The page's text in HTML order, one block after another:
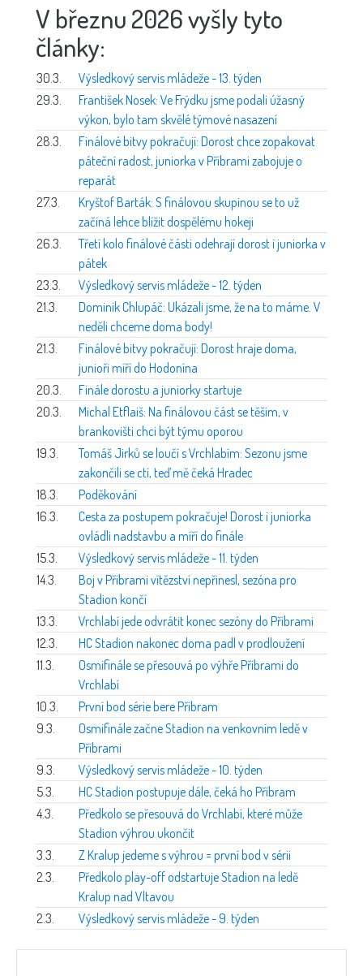
V březnu 2026 vyšly tyto
články:
30.3.
Výsledkový servis mládeže - 13. týden
29.3.
František Nosek: Ve Frýdku jsme podali úžasný
výkon, bylo tam skvělé týmové nasazení
28.3.
Finálové bitvy pokračují: Dorost chce zopakovat
páteční radost, juniorka v Příbrami zabojuje o
reparát
27.3.
Kryštof Barták: S finálovou skupinou se to už
začíná lehce blížit dospělému hokeji
26.3.
Třetí kolo finálové části odehrají dorost i juniorka v
pátek
23.3.
Výsledkový servis mládeže - 12. týden
21.3.
Dominik Chlupáč: Ukázali jsme, že na to máme. V
neděli chceme doma body!
21.3.
Finálové bitvy pokračují: Dorost hraje doma,
junioři míří do Hodonína
20.3.
Finále dorostu a juniorky startuje
20.3.
Michal Etflaiš: Na finálovou část se těším, v
brankovišti chci být týmu oporou
19.3.
Tomáš Jirků se loučí s Vrchlabím: Sezonu jsme
zakončili se ctí, teď mě čeká Hradec
18.3.
Poděkování
16.3.
Cesta za postupem pokračuje! Dorost i juniorka
ovládli nadstavbu a míří do finále
15.3.
Výsledkový servis mládeže - 11. týden
14.3.
Boj v Příbrami vítězství nepřinesl, sezóna pro
Stadion končí
13.3.
Vrchlabí jede odvrátit konec sezóny do Příbrami
12.3.
HC Stadion nakonec doma padl v prodloužení
11.3.
Osmifinále se přesouvá po výhře Příbrami do
Vrchlabí
10.3.
První bod série bere Příbram
9.3.
Osmifinále začne Stadion na venkovním ledě v
Příbrami
9.3.
Výsledkový servis mládeže - 10. týden
5.3.
HC Stadion postupuje dále, čeká ho Příbram
4.3.
Předkolo se přesouvá do Vrchlabí, které může
Stadion výhrou ukončit
3.3.
Z Kralup jedeme s výhrou = první bod v sérii
2.3.
Předkolo play-off odstartuje Stadion na ledě
Kralup nad Vltavou
2.3.
Výsledkový servis mládeže - 9. týden